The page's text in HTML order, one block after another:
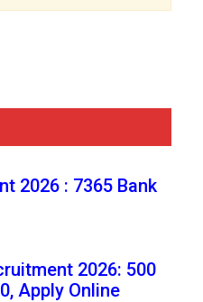
2026 : 7365 Bank
2026: 500
Apply Online